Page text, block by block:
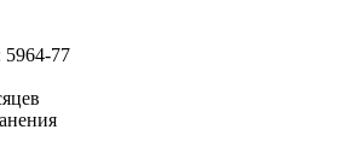
5964-77